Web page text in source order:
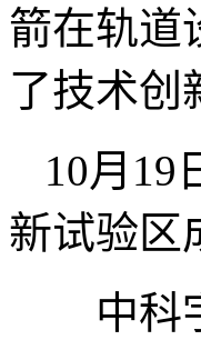
箭在轨道
了技术创
10月19
新试验区
中科宇